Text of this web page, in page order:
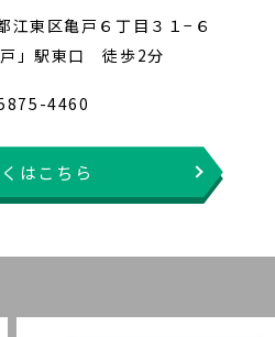
東区亀戸６丁目３１−６
」駅東口 徒歩2分
4460
はこちら